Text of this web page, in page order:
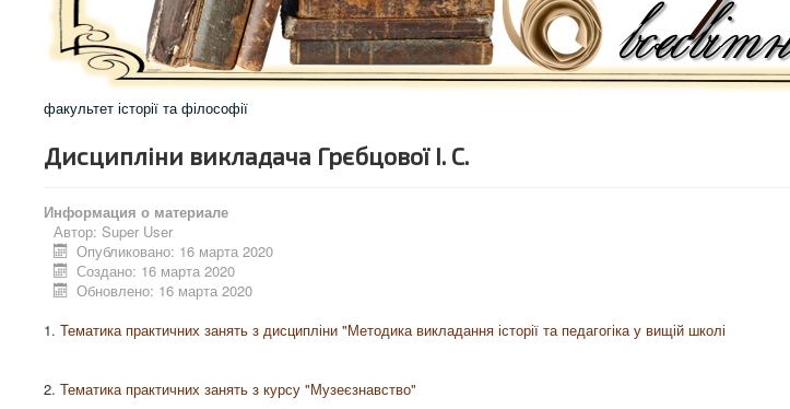
факультет історії та філософії
Дисципліни викладача Грєбцової І. С.
Информация о материале
Автор: Super User
Опубликовано: 16 марта 2020
Создано: 16 марта 2020
Обновлено: 16 марта 2020
1. Тематика практичних занять з дисципліни "Методика викладання історії та педагогіка у вищій школі
2. Тематика практичних занять з курсу "Музеєзнавство"